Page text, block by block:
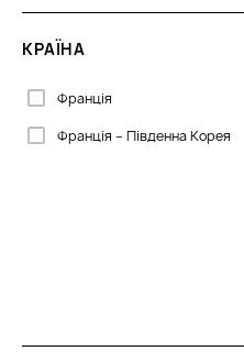
КРАЇНА
Франція
Франція – Південна Корея